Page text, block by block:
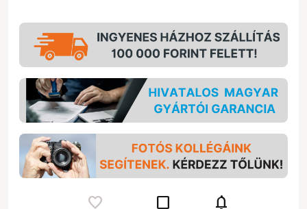
check_box_outline_blank notifications